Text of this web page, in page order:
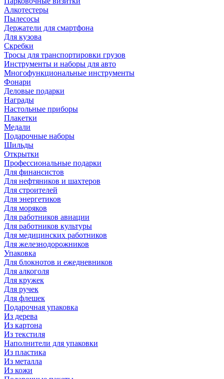
Алкотестеры
Пылесосы
Держатели для смартфона
Для кузова
Скребки
Тросы для транспортировки грузов
Инструменты и наборы для авто
Многофункциональные инструменты
Фонари
Деловые подарки
Награды
Настольные приборы
Плакетки
Медали
Подарочные наборы
Шильды
Открытки
Профессиональные подарки
Для финансистов
Для нефтяников и шахтеров
Для строителей
Для энергетиков
Для моряков
Для работников авиации
Для работников культуры
Для медицинских работников
Для железнодорожников
Упаковка
Для блокнотов и ежедневников
Для алкоголя
Для кружек
Для ручек
Для флешек
Подарочная упаковка
Из дерева
Из картона
Из текстиля
Наполнители для упаковки
Из пластика
Из металла
Из кожи